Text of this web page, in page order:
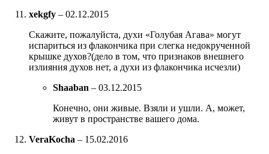
xekgfy – 02.12.2015
Скажите, пожалуйста, духи «Голубая Агава» могут
испариться из флакончика при слегка недокрученной
крышке духов?(дело в том, что признаков внешнего
излияния духов нет, а духи из флакончика исчезли)
Shaaban – 03.12.2015
Конечно, они живые. Взяли и ушли. А, может,
живут в пространстве вашего дома.
VeraKocha – 15.02.2016